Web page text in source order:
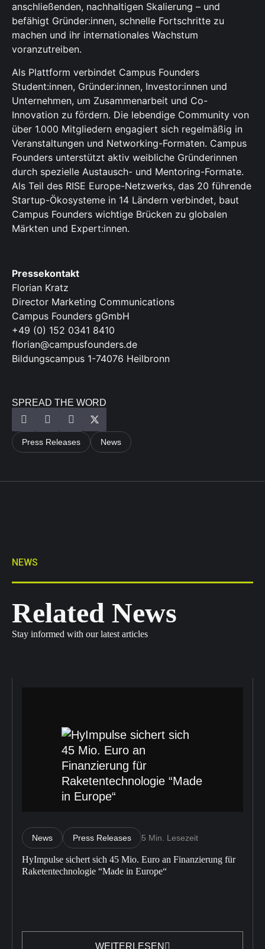
anschließenden, nachhaltigen Skalierung – und
befähigt Gründer:innen, schnelle Fortschritte zu
machen und ihr internationales Wachstum
voranzutreiben.
Als Plattform verbindet Campus Founders
Student:innen, Gründer:innen, Investor:innen und
Unternehmen, um Zusammenarbeit und Co-
Innovation zu fördern. Die lebendige Community von
über 1.000 Mitgliedern engagiert sich regelmäßig in
Veranstaltungen und Networking-Formaten. Campus
Founders unterstützt aktiv weibliche Gründerinnen
durch spezielle Austausch- und Mentoring-Formate.
Als Teil des RISE Europe-Netzwerks, das 20 führende
Startup-Ökosysteme in 14 Ländern verbindet, baut
Campus Founders wichtige Brücken zu globalen
Märkten und Expert:innen.
Pressekontakt
Florian Kratz
Director Marketing Communications
Campus Founders gGmbH
+49 (0) 152 0341 8410
florian@campusfounders.de
Bildungscampus 1-74076 Heilbronn
SPREAD THE WORD
Press Releases News
NEWS
Related News
Stay informed with our latest articles
News Press Releases 5 Min. Lesezeit
HyImpulse sichert sich 45 Mio. Euro an Finanzierung für
Raketentechnologie “Made in Europe“
WEITERLESEN